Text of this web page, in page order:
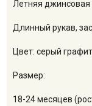
Летняя джинсовая
Длинный рукав,
Цвет: серый
Размер:
18-24 месяцев